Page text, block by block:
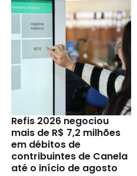
Refis 2026 negociou
mais de R$ 7,2 milhões
em débitos de
contribuintes de Canela
até o início de agosto